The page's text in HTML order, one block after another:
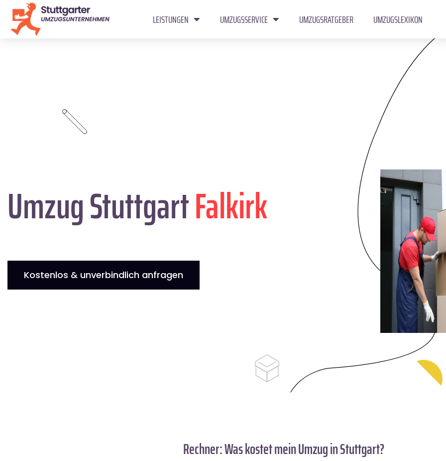
LEISTUNGEN UMZUGSSERVICE UMZUGSRATGEBER UMZUGSLEXIKON
Umzug StuttgartFalkirk
Kostenlos & unverbindlich anfragen
Rechner: Was kostet mein Umzug in Stuttgart?